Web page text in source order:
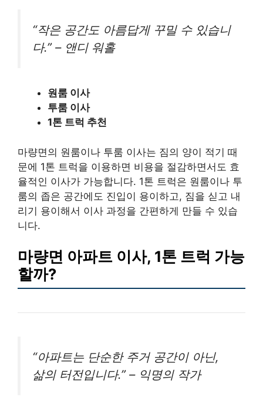
“작은 공간도 아름답게 꾸밀 수 있습니
다.” – 앤디 워홀
원룸 이사
투룸 이사
1톤 트럭 추천
마량면의 원룸이나 투룸 이사는 짐의 양이 적기 때
문에 1톤 트럭을 이용하면 비용을 절감하면서도 효
율적인 이사가 가능합니다. 1톤 트럭은 원룸이나 투
룸의 좁은 공간에도 진입이 용이하고, 짐을 싣고 내
리기 용이해서 이사 과정을 간편하게 만들 수 있습
니다.
마량면 아파트 이사, 1톤 트럭 가능
할까?
“아파트는 단순한 주거 공간이 아닌,
삶의 터전입니다.” – 익명의 작가